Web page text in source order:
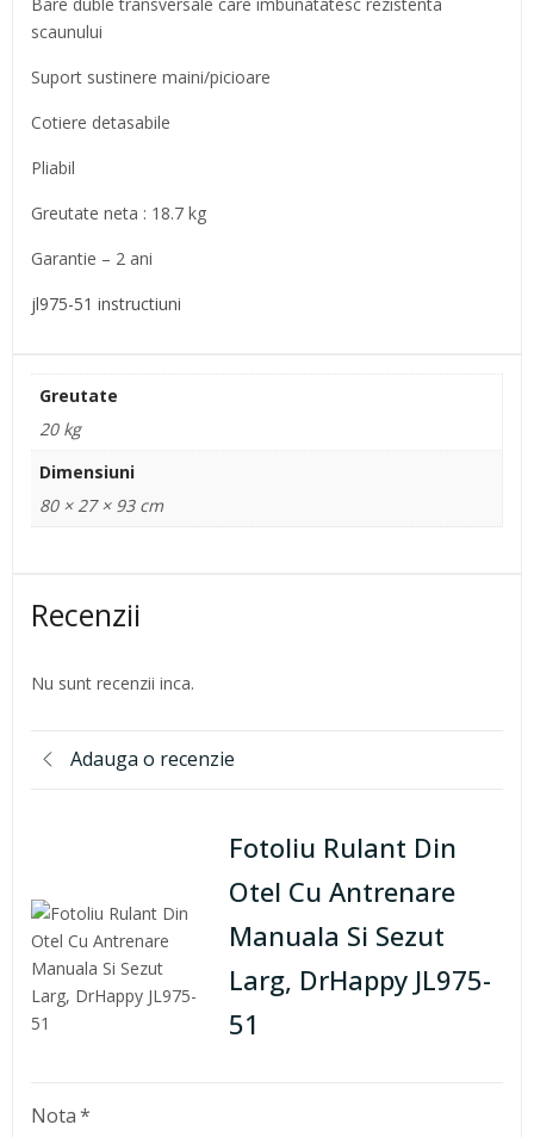
Bare duble transversale care imbunatatesc rezistenta
scaunului
Suport sustinere maini/picioare
Cotiere detasabile
Pliabil
Greutate neta : 18.7 kg
Garantie – 2 ani
jl975-51 instructiuni
Greutate
20 kg
Dimensiuni
80 × 27 × 93 cm
Recenzii
Nu sunt recenzii inca.
Adauga o recenzie
Fotoliu Rulant Din
Otel Cu Antrenare
Manuala Si Sezut
Larg, DrHappy JL975-
51
Nota*